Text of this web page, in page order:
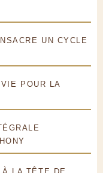
UN CYCLE
POUR LA